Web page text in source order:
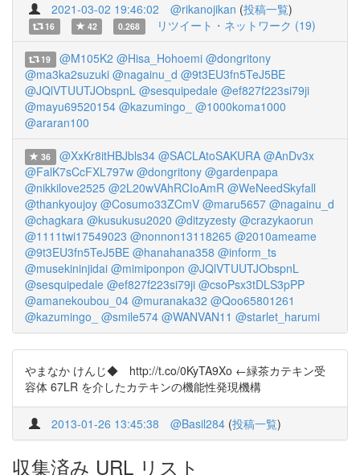
2021-03-02 19:46:02 @rikanojikan (投稿一覧)
16 42 0.268 リツイート・ネットワーク (19)
19 @M105K2 @Hisa_Hohoemi @dongritony
@ma3ka2suzuki @nagainu_d @9t3EU3fn5TeJ5BE
@JQlVTUUTJObspnL @sesquipedale @ef827f223si79ji
@mayu69520154 @kazumingo_
@1000koma1000
@araran100
36 @XxKr8itHBJbls34 @SACLAtoSAKURA @AnDv3x
@FalK7sCcFXL797w @dongritony @gardenpapa
@nikkilove2525 @2L20wVAhRCIoAmR @WeNeedSkyfall
@thankyoujoy @Cosumo33ZCmV @maru5657 @nagainu_d
@chagkara @kusukusu2020 @ditzyzesty @crazykaorun
@1111twi17549023 @nonnon13118265 @2010ameame
@9t3EU3fn5TeJ5BE @hanahana358 @inform_ts
@musekininjidai @mimiponpon @JQlVTUUTJObspnL
@sesquipedale @ef827f223si79ji @csoPsx3tDLS3pPP
@amanekoubou_04 @muranaka32 @Qoo65801261
@kazumingo_
@smile574 @WANVAN11 @starlet_harumi
やまなか けんじ◆ http://t.co/0KyTA9Xo ←緑茶カテキン受
容体 67LR を介したカテキンの機能性発現機構
2013-01-26 13:45:38 @Basil284 (投稿一覧)
収集済み URL リスト